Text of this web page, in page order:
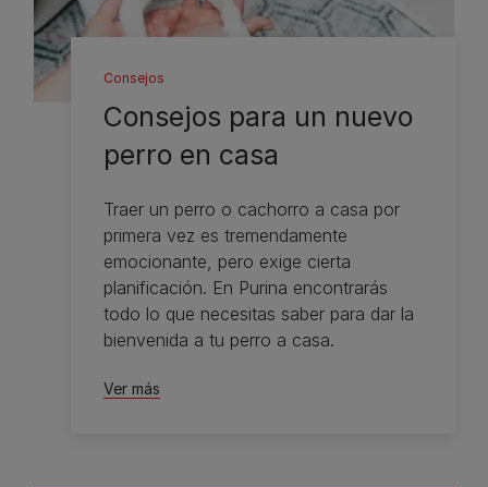
Consejos
Consejos para un nuevo
perro en casa
Traer un perro o cachorro a casa por
primera vez es tremendamente
emocionante, pero exige cierta
planificación. En Purina encontrarás
todo lo que necesitas saber para dar la
bienvenida a tu perro a casa.
Ver más